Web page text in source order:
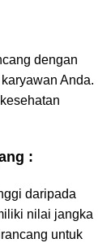
dengan
Anda.
:
daripada
nilai jangka
untuk